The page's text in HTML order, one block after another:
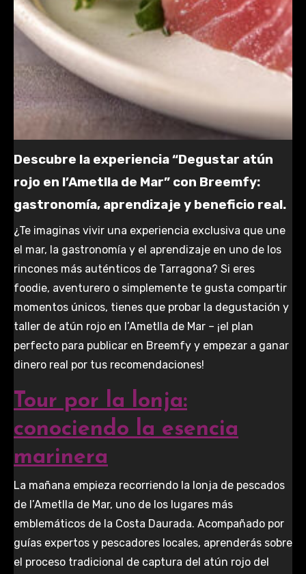
Descubre la experiencia “Degustar atún
rojo en l’Ametlla de Mar” con Breemfy:
gastronomía, aprendizaje y beneficio real.
¿Te imaginas vivir una experiencia exclusiva que une
el mar, la gastronomía y el aprendizaje en uno de los
rincones más auténticos de Tarragona? Si eres
foodie, aventurero o simplemente te gusta compartir
momentos únicos, tienes que probar la degustación y
taller de atún rojo en l’Ametlla de Mar – ¡el plan
perfecto para publicar en Breemfy y empezar a ganar
dinero real por tus recomendaciones!
Tour por la lonja:
conociendo la esencia
marinera
La mañana empieza recorriendo la lonja de pescados
de l’Ametlla de Mar, uno de los lugares más
emblemáticos de la Costa Daurada. Acompañado por
guías expertos y pescadores locales, aprenderás sobre
el proceso tradicional de captura del atún rojo del